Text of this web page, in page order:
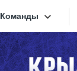
Команды
Конференция